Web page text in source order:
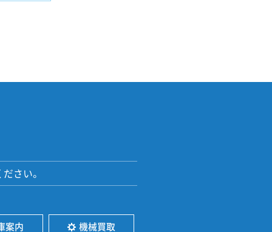
さい。
案内 機械買取